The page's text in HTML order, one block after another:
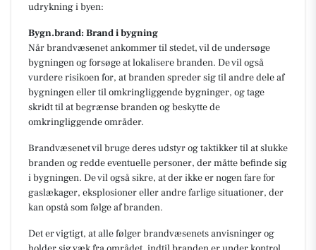
udrykning i byen:
Bygn.brand: Brand i bygning
Når brandvæsenet ankommer til stedet, vil de undersøge
bygningen og forsøge at lokalisere branden. De vil også
vurdere risikoen for, at branden spreder sig til andre dele af
bygningen eller til omkringliggende bygninger, og tage
skridt til at begrænse branden og beskytte de
omkringliggende områder.
Brandvæsenet vil bruge deres udstyr og taktikker til at slukke
branden og redde eventuelle personer, der måtte befinde sig
i bygningen. De vil også sikre, at der ikke er nogen fare for
gaslækager, eksplosioner eller andre farlige situationer, der
kan opstå som følge af branden.
Det er vigtigt, at alle følger brandvæsenets anvisninger og